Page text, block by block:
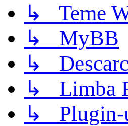
↳ Teme
↳ MyBB
↳
↳ Limba
↳ Plugin-